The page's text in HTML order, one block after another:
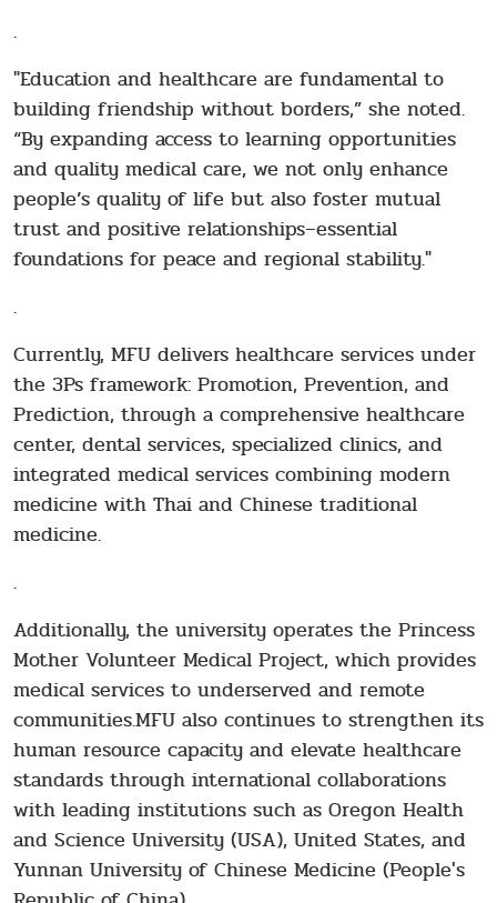
.
"Education and healthcare are fundamental to
building friendship without borders,” she noted.
“By expanding access to learning opportunities
and quality medical care, we not only enhance
people’s quality of life but also foster mutual
trust and positive relationships–essential
foundations for peace and regional stability."
.
Currently, MFU delivers healthcare services under
the 3Ps framework: Promotion, Prevention, and
Prediction, through a comprehensive healthcare
center, dental services, specialized clinics, and
integrated medical services combining modern
medicine with Thai and Chinese traditional
medicine.
.
Additionally, the university operates the Princess
Mother Volunteer Medical Project, which provides
medical services to underserved and remote
communities.MFU also continues to strengthen its
human resource capacity and elevate healthcare
standards through international collaborations
with leading institutions such as Oregon Health
and Science University (USA), United States, and
Yunnan University of Chinese Medicine (People's